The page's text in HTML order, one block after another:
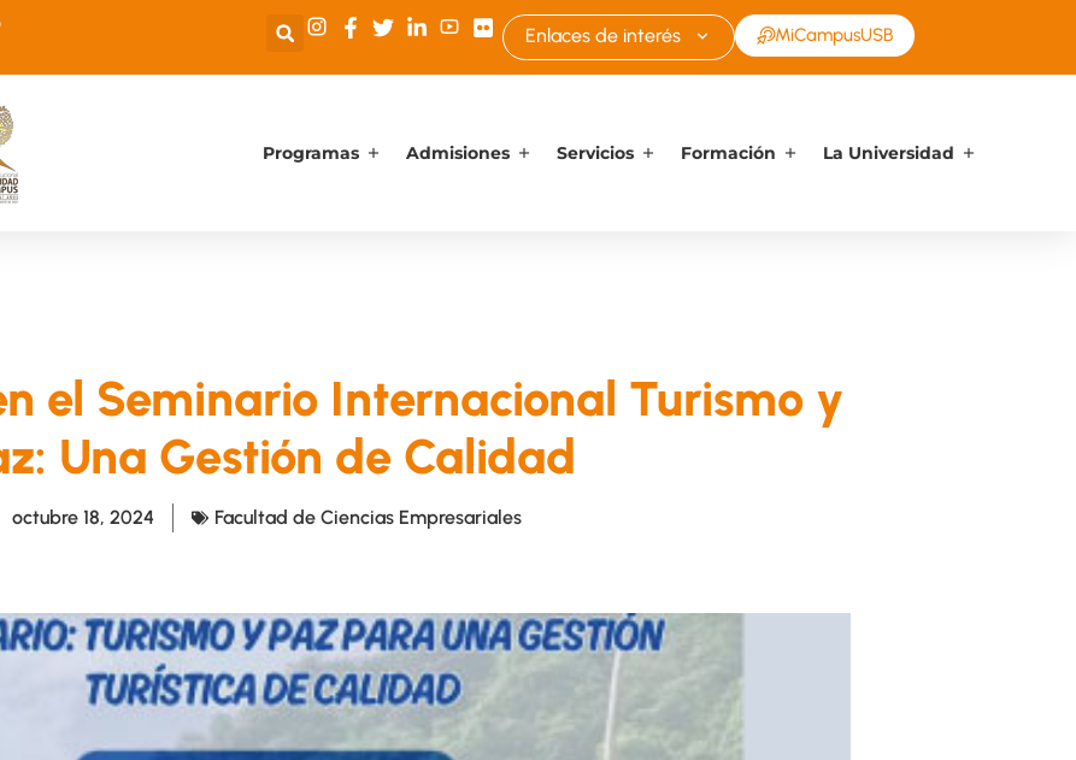
Enlaces de interés MiCampusUSB
Programas Admisiones Servicios Formación La Universidad
el Seminario Internacional Turismo y
Una Gestión de Calidad
octubre 18, 2024 Facultad de Ciencias Empresariales